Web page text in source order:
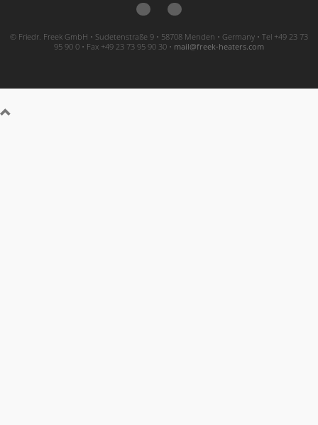
© Friedr. Freek GmbH • Sudetenstraße 9 • 58708 Menden • Germany • Tel +49 23 73
95 90 0 • Fax +49 23 73 95 90 30 • moc.sretaeh-keerf@liam